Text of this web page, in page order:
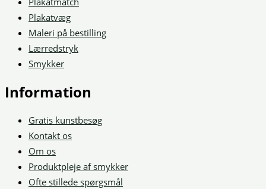
Plakatvæg
Maleri på bestilling
Lærredstryk
Smykker
Information
Gratis kunstbesøg
Kontakt os
Om os
Produktpleje af smykker
Ofte stillede spørgsmål